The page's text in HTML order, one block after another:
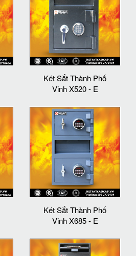
Két Sắt Thành Phố
Vinh X520 - E
Két Sắt Thành Phố
Vinh X685 - E